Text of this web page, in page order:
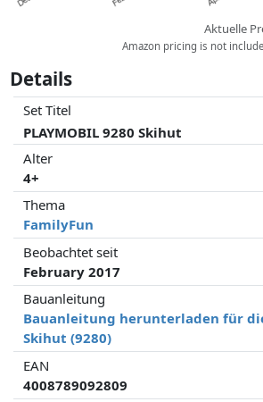
Aktuelle
Amazon pricing is not
Details
Set Titel
PLAYMOBIL 9280 Skihut
Alter
4+
Thema
FamilyFun
Beobachtet seit
February 2017
Bauanleitung
Bauanleitung herunterladen für
Skihut (9280)
EAN
4008789092809